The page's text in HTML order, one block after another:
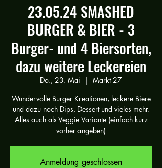
23.05.24 SMASHED
BURGER & BIER - 3
Burger- und 4 Biersorten,
dazu weitere Leckereien
Do., 23. Mai
  |
Markt 27
Wundervolle Burger Kreationen, leckere Biere
und dazu noch Dips, Dessert und vieles mehr.
Alles auch als Veggie Variante (einfach kurz
vorher angeben)
Anmeldung geschlossen